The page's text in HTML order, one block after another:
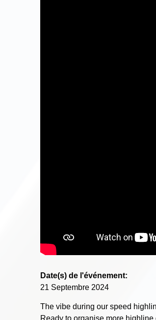
Date(s) de l'événement:
21 Septembre 2024
The vibe during our speed